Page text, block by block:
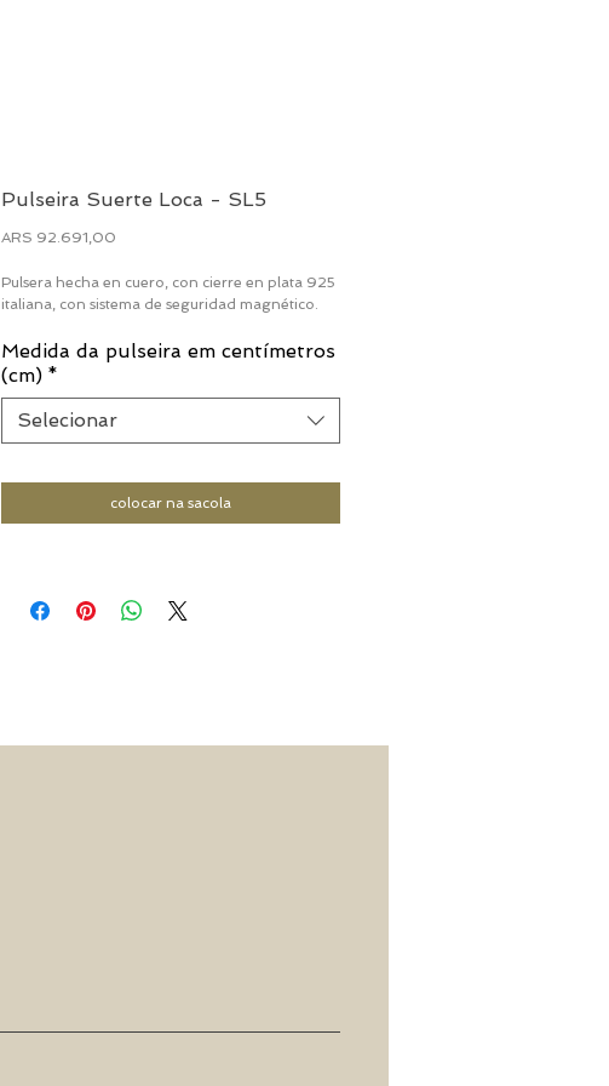
Pulseira Suerte Loca - SL5
ARS 92.691,00
Pulsera hecha en cuero, con cierre en plata 925
italiana, con sistema de seguridad magnético.
Medida da pulseira em centímetros
(cm) *
Selecionar
colocar na sacola